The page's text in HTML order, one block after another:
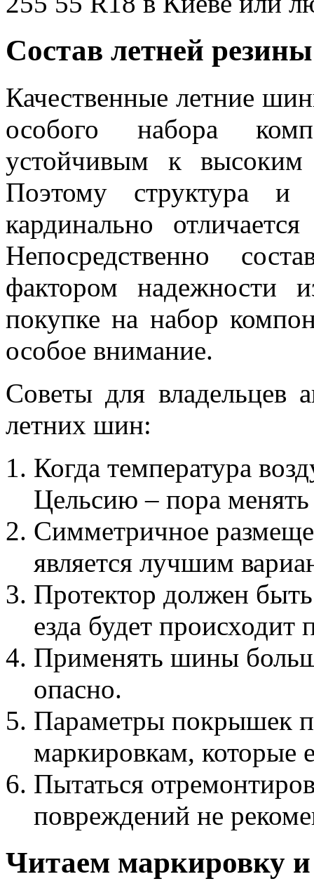
Состав летней
Качественные летние
особого набора
устойчивым к высоким
Поэтому структура
кардинально
Непосредственно
фактором надежности
покупке на набор
особое внимание.
Советы для владельцев
летних шин:
Когда температура
Цельсию – пора
Симметричное
является лучшим
Протектор должен
езда будет происходит
Применять шины
опасно.
Параметры покрышек
маркировкам, которые
Пытаться
повреждений не
Читаем маркировку